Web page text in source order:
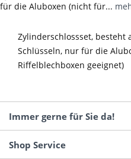
für die Aluboxen (nicht für...
Zylinderschlossset, besteht
Schlüsseln, nur für die
Riffelblechboxen geeignet)
Immer gerne für Sie da!
Shop Service